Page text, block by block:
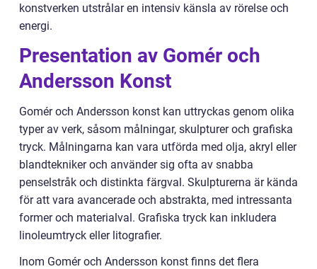
konstverken utstrålar en intensiv känsla av rörelse och
energi.
Presentation av Gomér och
Andersson Konst
Gomér och Andersson konst kan uttryckas genom olika
typer av verk, såsom målningar, skulpturer och grafiska
tryck. Målningarna kan vara utförda med olja, akryl eller
blandtekniker och använder sig ofta av snabba
penselstråk och distinkta färgval. Skulpturerna är kända
för att vara avancerade och abstrakta, med intressanta
former och materialval. Grafiska tryck kan inkludera
linoleumtryck eller litografier.
Inom Gomér och Andersson konst finns det flera